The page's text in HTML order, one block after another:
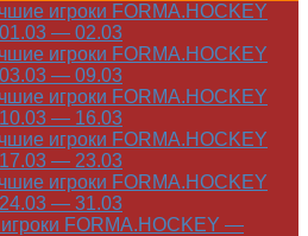
игроки FORMA.HOCKEY
— 02.03
игроки FORMA.HOCKEY
— 09.03
игроки FORMA.HOCKEY
— 16.03
игроки FORMA.HOCKEY
— 23.03
игроки FORMA.HOCKEY
— 31.03
FORMA.HOCKEY —